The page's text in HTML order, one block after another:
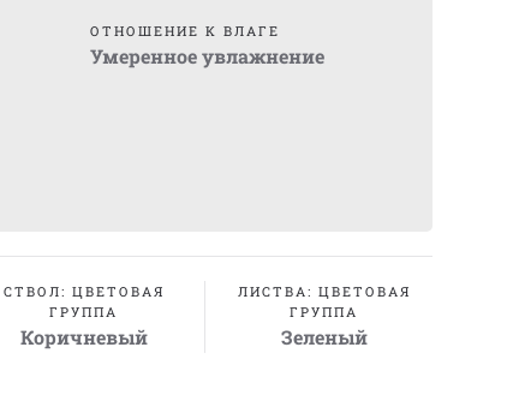
ОТНОШЕНИЕ К ВЛАГЕ
Умеренное увлажнение
СТВОЛ: ЦВЕТОВАЯ
ГРУППА
Коричневый
ЛИСТВА: ЦВЕТОВАЯ
ГРУППА
Зеленый